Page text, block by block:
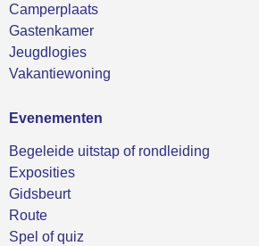
Camperplaats
Gastenkamer
Jeugdlogies
Vakantiewoning
Evenementen
Begeleide uitstap of rondleiding
Exposities
Gidsbeurt
Route
Spel of quiz